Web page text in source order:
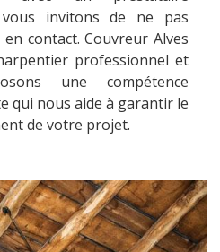
invitons de ne pas
contact. Couvreur Alves
professionnel et
une compétence
qui nous aide à garantir le
de votre projet.